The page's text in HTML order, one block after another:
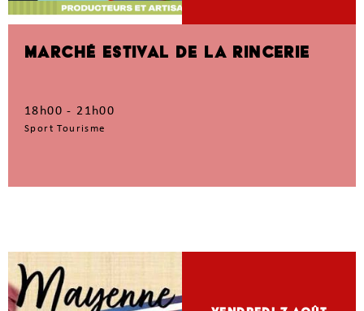
MARCHÉ ESTIVAL DE LA RINCERIE
18h00 - 21h00
Sport Tourisme